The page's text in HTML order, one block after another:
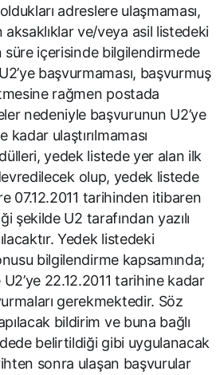
adreslere ulaşmaması,
ve/veya asil listedeki
süre içerisinde bilgilendirmede
başvurmaması, başvurmuş
rağmen postada
nedeniyle başvurunun U2’ye
kadar ulaştırılmaması
yedek listede yer alan ilk
olup, yedek listede
07.12.2011 tarihinden itibaren
şekilde U2 tarafından yazılı
Yedek listedeki
bilgilendirme kapsamında;
22.12.2011 tarihine kadar
gerekmektedir. Söz
bildirim ve buna bağlı
belirtildiği gibi uygulanacak
sonra ulaşan başvurular